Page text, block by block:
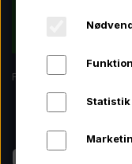
Forside Om os
Statistik